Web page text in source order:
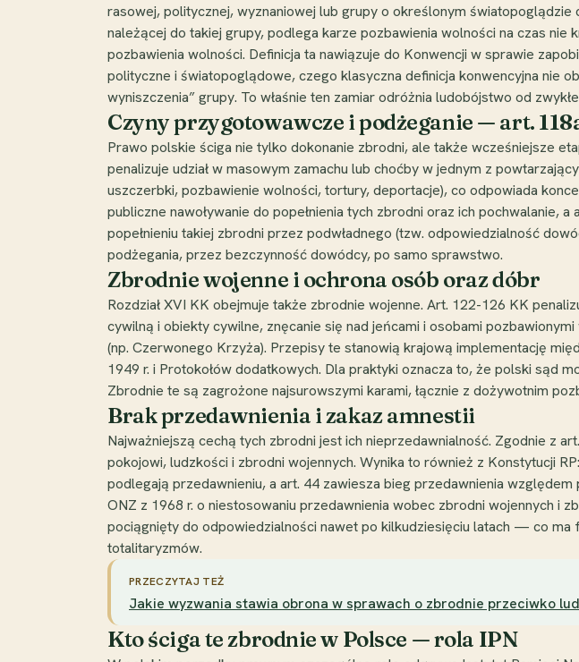
rasowej, politycznej, wyznaniowej lub grupy o określonym
należącej do takiej grupy, podlega karze pozbawienia wolności na czas
pozbawienia wolności. Definicja ta nawiązuje do Konwencji w sprawie
polityczne i światopoglądowe, czego klasyczna definicja konwencyjna nie
wyniszczenia” grupy. To właśnie ten zamiar odróżnia ludobójstwo od
Czyny przygotowawcze i podżeganie — art.
Prawo polskie ściga nie tylko dokonanie zbrodni, ale także wcześniejsze
penalizuje udział w masowym zamachu lub choćby w jednym z
uszczerbki, pozbawienie wolności, tortury, deportacje), co odpowiada
publiczne nawoływanie do popełnienia tych zbrodni oraz ich
popełnieniu takiej zbrodni przez podwładnego (tzw. odpowiedzialność
podżegania, przez bezczynność dowódcy, po samo sprawstwo.
Zbrodnie wojenne i ochrona osób oraz dóbr
Rozdział XVI KK obejmuje także zbrodnie wojenne. Art. 122-126 KK
cywilną i obiekty cywilne, znęcanie się nad jeńcami i osobami
(np. Czerwonego Krzyża). Przepisy te stanowią krajową implementację
1949 r. i Protokołów dodatkowych. Dla praktyki oznacza to, że polski sąd
Zbrodnie te są zagrożone najsurowszymi karami, łącznie z dożywotnim
Brak przedawnienia i zakaz amnestii
Najważniejszą cechą tych zbrodni jest ich nieprzedawnialność. Zgodnie z
pokojowi, ludzkości i zbrodni wojennych. Wynika to również z Konstytucji
podlegają przedawnieniu, a art. 44 zawiesza bieg przedawnienia
ONZ z 1968 r. o niestosowaniu przedawnienia wobec zbrodni wojennych i
pociągnięty do odpowiedzialności nawet po kilkudziesięciu latach — co
totalitaryzmów.
PRZECZYTAJ TEŻ
Jakie wyzwania stawia obrona w sprawach o zbrodnie przeciwko
Kto ściga te zbrodnie w Polsce — rola IPN